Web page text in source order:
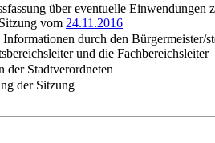
über eventuelle
vom 24.11.2016
durch den Bürgermeister/
und die Fachbereichsleiter
der Stadtverordneten
der Sitzung